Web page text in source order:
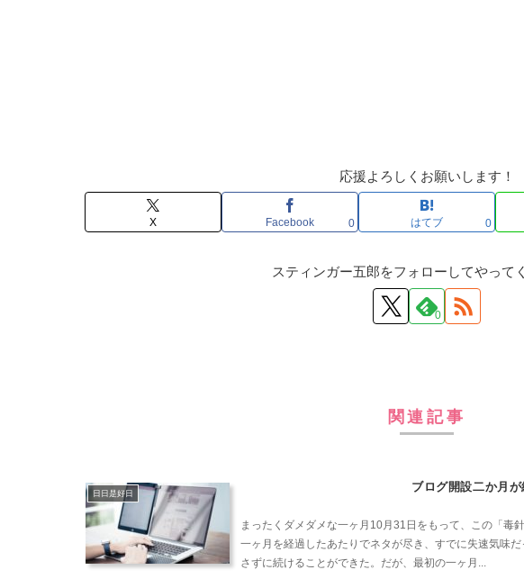
応援よろしくお願いします！
X Facebook 0 はてブ 0
スティンガー五郎をフォローしてやって
0
関連記事
日日是好日
ブログ開設二か月
まったくダメダメな一ヶ月10月31日をもって、この「毒
一ヶ月を経過したあたりでネタが尽き、すでに失速気味
さずに続けることができた。だが、最初の一ヶ月...